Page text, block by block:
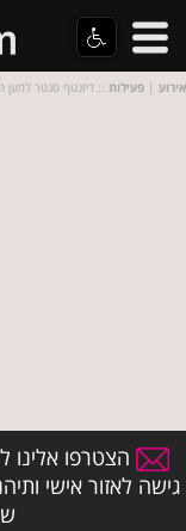
אירוע | פעילות :: דיזנגוף סנטר למען
הצטרפו אלינו
גישה לאזור אישי